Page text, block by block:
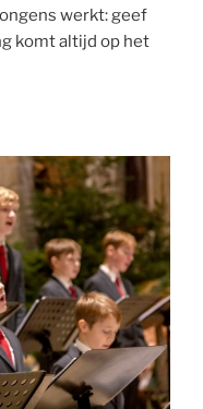
werkt: geef
komt altijd op het